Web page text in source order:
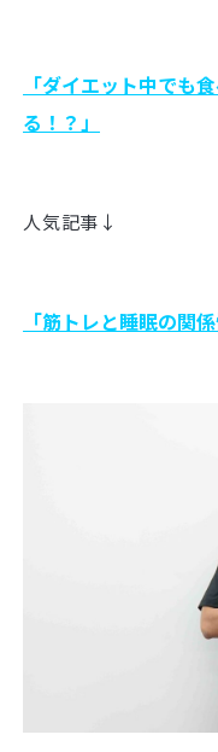
「ダイエット中でも
る！？」
人気記事↓
「筋トレと睡眠の関係